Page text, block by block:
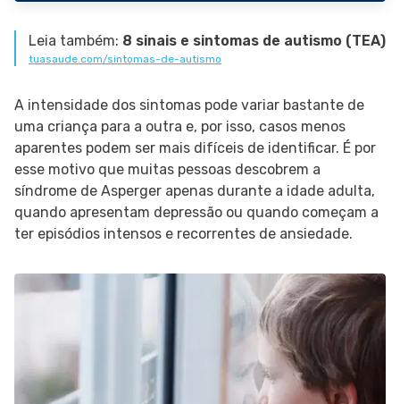
Leia também: 8 sinais e sintomas de autismo (TEA)
tuasaude.com/sintomas-de-autismo
A intensidade dos sintomas pode variar bastante de
uma criança para a outra e, por isso, casos menos
aparentes podem ser mais difíceis de identificar. É por
esse motivo que muitas pessoas descobrem a
síndrome de Asperger apenas durante a idade adulta,
quando apresentam depressão ou quando começam a
ter episódios intensos e recorrentes de ansiedade.